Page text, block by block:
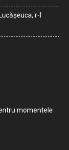
r-l
momentele